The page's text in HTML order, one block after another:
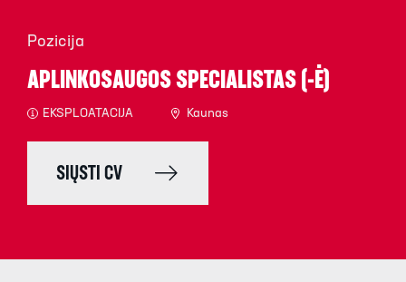
Pozicija
APLINKOSAUGOS SPECIALISTAS (-Ė)
EKSPLOATACIJA Kaunas
SIŲSTI CV